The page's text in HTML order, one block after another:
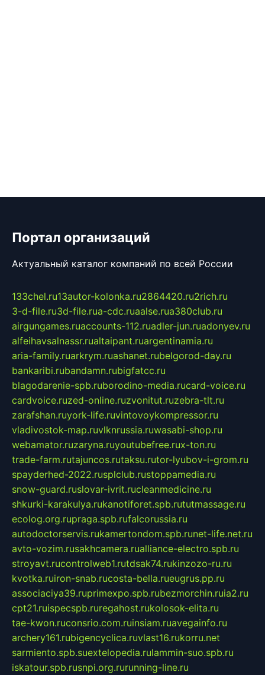
Портал организаций
Актуальный каталог компаний по всей России
133chel.ru13autor-kolonka.ru2864420.ru2rich.ru
3-d-file.ru3d-file.rua-cdc.ruaalse.rua380club.ru
airgungames.ruaccounts-112.ruadler-jun.ruadonyev.ru
alfeihavsalnassr.rualtaipant.ruargentinamia.ru
aria-family.ruarkrym.ruashanet.rubelgorod-day.ru
bankaribi.rubandamn.rubigfatcc.ru
blagodarenie-spb.ruborodino-media.rucard-voice.ru
cardvoice.ruzed-online.ruzvonitut.ruzebra-tlt.ru
zarafshan.ruyork-life.ruvintovoykompressor.ru
vladivostok-map.ruvlknrussia.ruwasabi-shop.ru
webamator.ruzaryna.ruyoutubefree.rux-ton.ru
trade-farm.rutajuncos.rutaksu.rutor-lyubov-i-grom.ru
spayderhed-2022.rusplclub.rustoppamedia.ru
snow-guard.ruslovar-ivrit.rucleanmedicine.ru
shkurki-karakulya.rukanotiforet.spb.rututmassage.ru
ecolog.org.rupraga.spb.rufalcorussia.ru
autodoctorservis.rukamertondom.spb.runet-life.net.ru
avto-vozim.rusakhcamera.rualliance-electro.spb.ru
stroyavt.rucontrolweb1.rutdsak74.rukinzozo-ru.ru
kvotka.ruiron-snab.rucosta-bella.rueugrus.pp.ru
associaciya39.ruprimexpo.spb.rubezmorchin.ruia2.ru
cpt21.ruispecspb.ruregahost.rukolosok-elita.ru
tae-kwon.ruconsrio.com.ruinsiam.ruavegainfo.ru
archery161.rubigencyclica.ruvlast16.rukorru.net
sarmiento.spb.suextelopedia.rulammin-suo.spb.ru
iskatour.spb.rusnpi.org.rurunning-line.ru